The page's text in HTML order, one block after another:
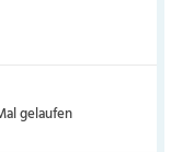
gelaufen